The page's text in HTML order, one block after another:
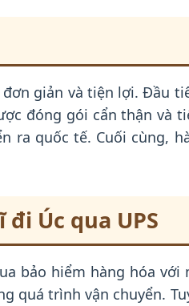
giản và tiện lợi. Đầu
đóng gói cẩn thận và
ra quốc tế. Cuối cùng,
Úc qua UPS
bảo hiểm hàng hóa
trình vận chuyển.